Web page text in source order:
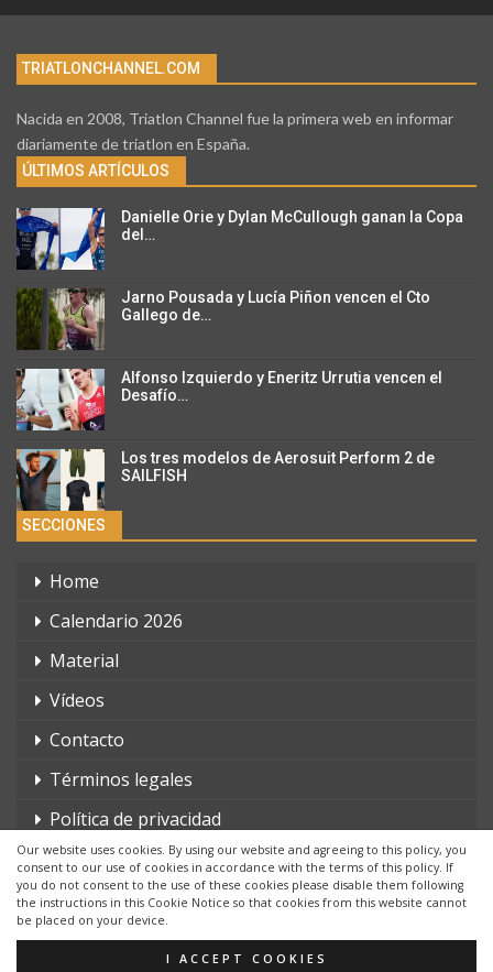
Our website uses cookies. By using our website and agreeing to this policy, you
consent to our use of cookies in accordance with the terms of this policy. If
you do not consent to the use of these cookies please disable them following
the instructions in this Cookie Notice so that cookies from this website cannot
be placed on your device.
I ACCEPT COOKIES
TRIATLONCHANNEL.COM
Nacida en 2008, Triatlon Channel fue la primera web en informar
diariamente de triatlon en España.
ÚLTIMOS ARTÍCULOS
Danielle Orie y Dylan McCullough ganan la Copa
del…
Jarno Pousada y Lucía Piñon vencen el Cto
Gallego de…
Alfonso Izquierdo y Eneritz Urrutia vencen el
Desafío…
Los tres modelos de Aerosuit Perform 2 de
SAILFISH
SECCIONES
Home
Calendario 2026
Material
Vídeos
Contacto
Términos legales
Política de privacidad
© 2026 - triatlonchannel.com. Todos los derechos reservados.
Página web creada por:Whyaweb.es